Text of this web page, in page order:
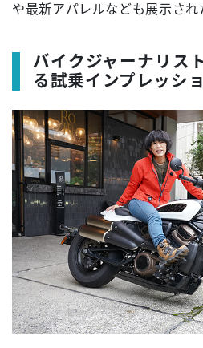
や最新アパレルなども展示され
バイクジャーナリス
る試乗インプレッシ